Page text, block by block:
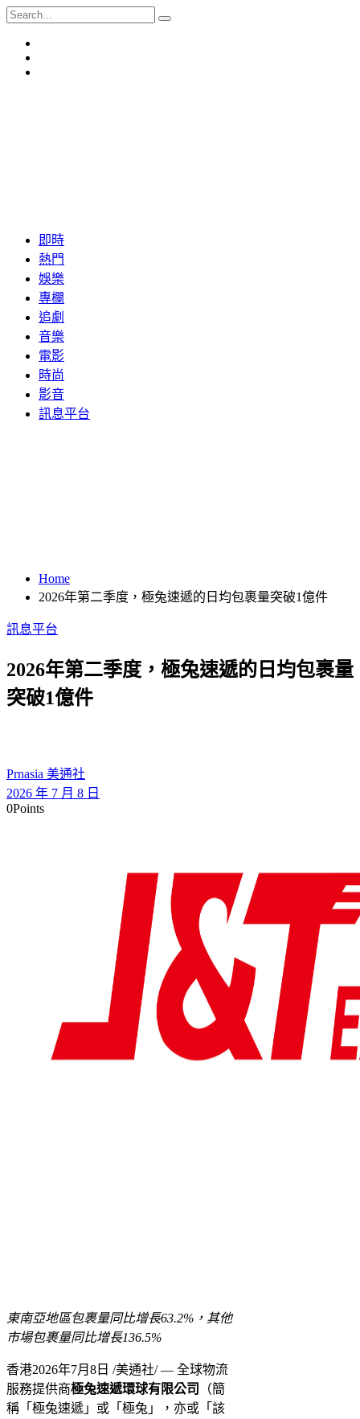
即時
熱門
娛樂
專欄
追劇
音樂
電影
時尚
影音
訊息平台
Home
2026年第二季度，極兔速遞的日均包裹量突破1億件
訊息平台
2026年第二季度，極兔速遞的日均包裹量
突破1億件
Prnasia 美通社
2026 年 7 月 8 日
0Points
東南亞地區包裹量同比增長63.2%，其他
市場包裹量同比增長136.5%
香港2026年7月8日 /美通社/ — 全球物流
服務提供商極兔速遞環球有限公司
（簡
稱「極兔速遞」或「極兔」，亦或「該